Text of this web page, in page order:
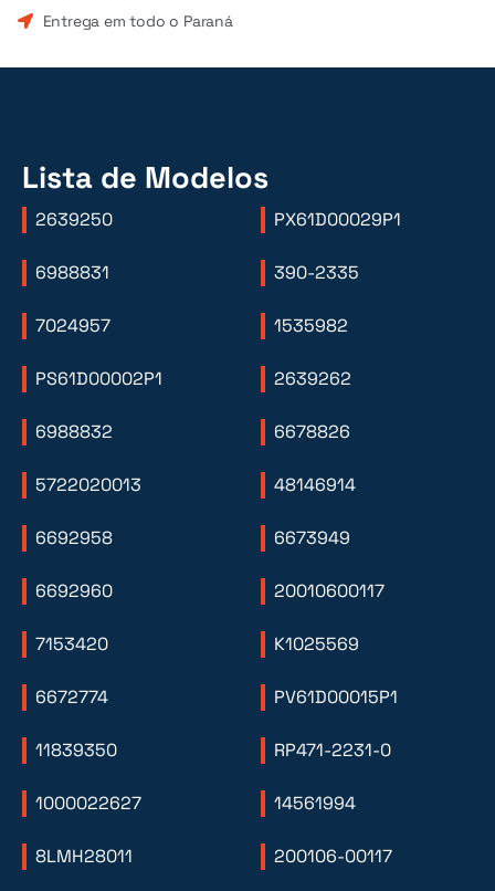
Entrega em todo o Paraná
Lista de Modelos
2639250 PX61D00029P1
6988831 390-2335
7024957 1535982
PS61D00002P1 2639262
6988832 6678826
5722020013 48146914
6692958 6673949
6692960 20010600117
7153420 K1025569
6672774 PV61D00015P1
11839350 RP471-2231-0
1000022627 14561994
8LMH28011 200106-00117